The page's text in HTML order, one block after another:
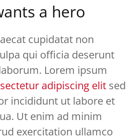
a hero
cupidatat non
qui officia deserunt
Lorem ipsum
adipiscing elit sed
incididunt ut labore et
Ut enim ad minim
exercitation ullamco